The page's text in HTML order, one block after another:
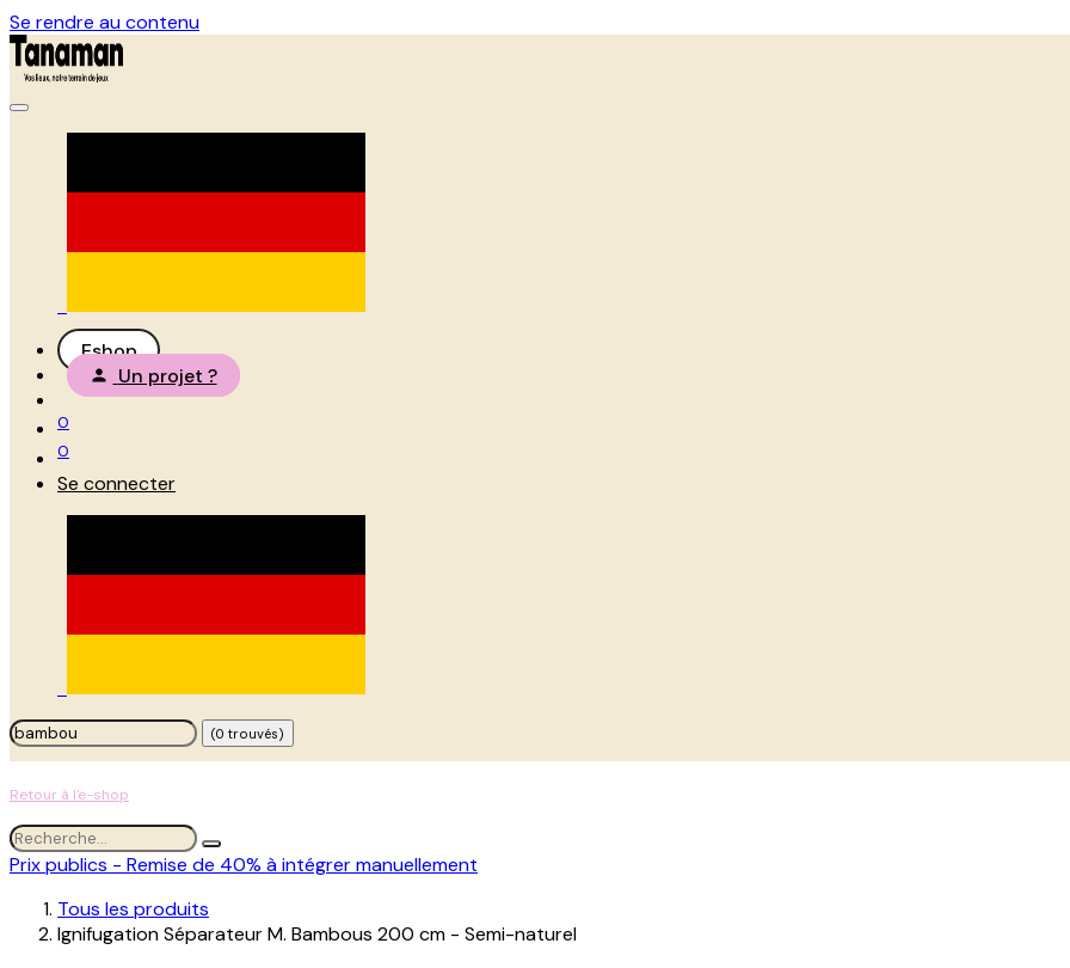
Se rendre au contenu
Eshop
Un projet ?
0
0
Se connecter
(0 trouvés)
Retour à l'e-shop
Prix publics - Remise de 40% à intégrer manuellement
Tous les produits
Ignifugation Séparateur M. Bambous 200 cm - Semi-naturel